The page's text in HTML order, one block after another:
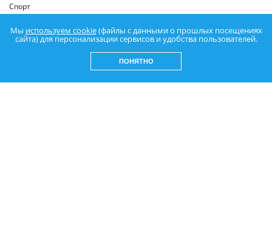
Спорт
Нажимая кнопку «Подписаться», вы соглашаетесь сПолитикой
Мы используем cookie(файлы с данными о прошлых посещениях
сайта) для персонализации сервисов и удобства пользователей.
ПОНЯТНО